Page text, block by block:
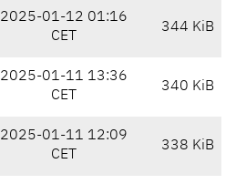
2025-01-12 01:16
CET
344 KiB
2025-01-11 13:36
CET
340 KiB
2025-01-11 12:09
CET
338 KiB